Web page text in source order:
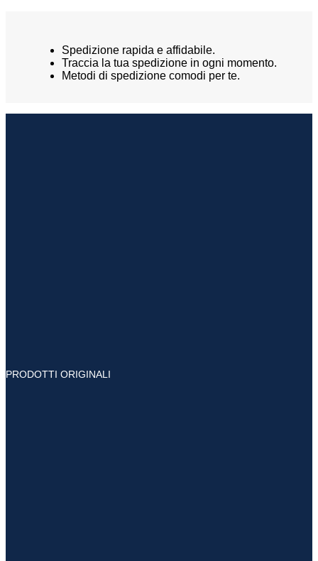
quantità Spedizione rapida e affidabile.
Traccia la tua spedizione in ogni momento.
Metodi di spedizione comodi per te.
PRODOTTI ORIGINALI